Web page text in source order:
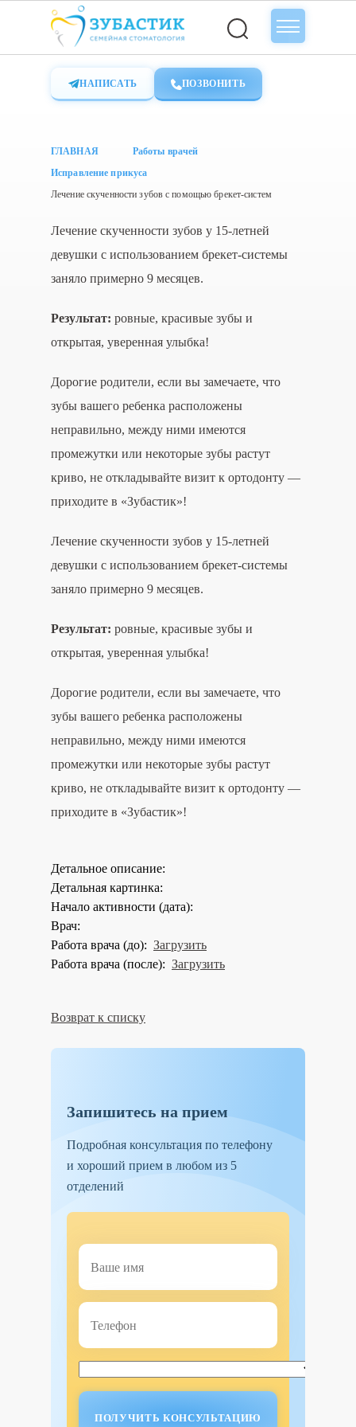
НАПИСАТЬ ПОЗВОНИТЬ
ГЛАВНАЯ
Работы врачей
Исправление прикуса
Лечение скученности зубов с помощью брекет-систем
Лечение скученности зубов у 15-летней
девушки с использованием брекет-системы
заняло примерно 9 месяцев.
Результат: ровные, красивые зубы и
открытая, уверенная улыбка!
Дорогие родители, если вы замечаете, что
зубы вашего ребенка расположены
неправильно, между ними имеются
промежутки или некоторые зубы растут
криво, не откладывайте визит к ортодонту —
приходите в «Зубастик»!
Лечение скученности зубов у 15-летней
девушки с использованием брекет-системы
заняло примерно 9 месяцев.
Результат: ровные, красивые зубы и
открытая, уверенная улыбка!
Дорогие родители, если вы замечаете, что
зубы вашего ребенка расположены
неправильно, между ними имеются
промежутки или некоторые зубы растут
криво, не откладывайте визит к ортодонту —
приходите в «Зубастик»!
Детальное описание:
Детальная картинка:
Начало активности (дата):
Врач:
Работа врача (до): Загрузить
Работа врача (после): Загрузить
Возврат к списку
Запишитесь на прием
Подробная консультация по телефону
и хороший прием в любом из 5
отделений